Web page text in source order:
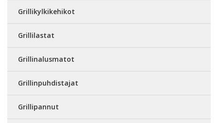
Grillikylkikehikot
Grillilastat
Grillinalusmatot
Grillinpuhdistajat
Grillipannut